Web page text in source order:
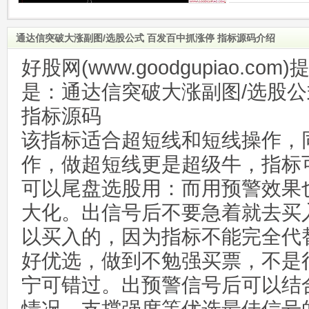
通达信突破大涨副图/选股公式 百发百中抓涨停 指标源码介绍
好股网(www.goodgupiao.com)
是：通达信突破大涨副图/选股
指标源码
该指标适合超短线和短线操作
作，做超短线更是超级牛，指
可以尾盘选股用：而用预警效
大化。出信号后不要急着就去
以买入的，因为指标不能完全
好优选，做到不勉强买票，不
宁可错过。出预警信号后可以